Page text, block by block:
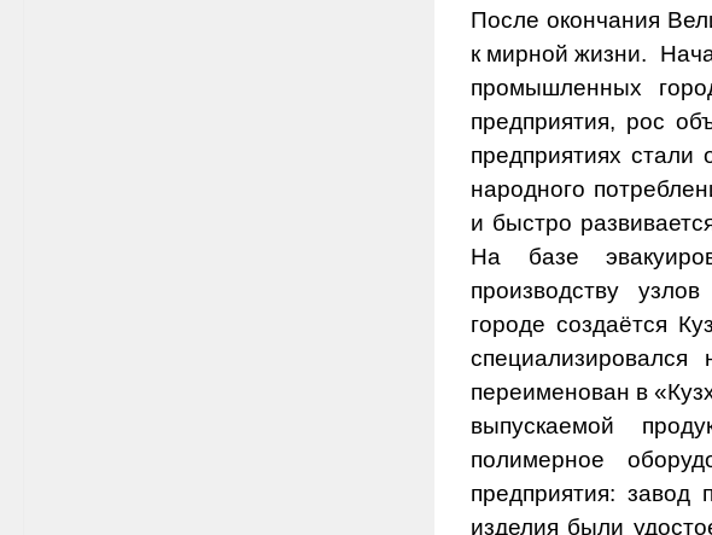
После окончания
к мирной жизни.
промышленных
предприятия, рос
предприятиях стали
народного
и быстро
На базе
производству
городе создаётся
переименован в
выпускаемой
полимерное
предприятия:
изделия были